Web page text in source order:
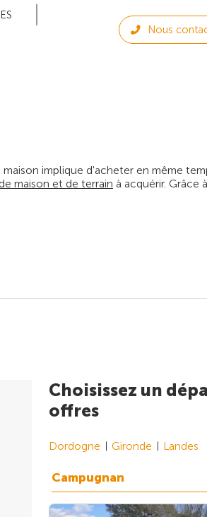
Nous
implique d'acheter en même
maison et de terrain à acquérir. Grâce
Choisissez un
offres
Dordogne Gironde Landes
Campugnan